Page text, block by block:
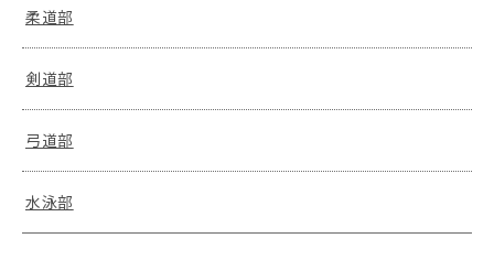
柔道部
剣道部
弓道部
水泳部